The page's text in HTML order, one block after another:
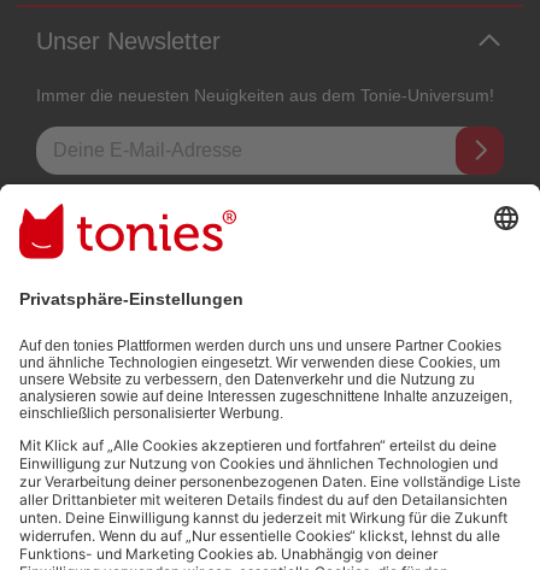
Unser Newsletter
Immer die neuesten Neuigkeiten aus dem Tonie-Universum!
E-Mail-Addresse
Mit dem Absenden abonnierst du unseren E-Mail-Newsletter, der auf
den von dir bereitgestellten Informationen (z.B. Account-informationen)
und den von dir zu Werbezwecken bereitgestellten
Datenschutzbestimmungen.
Bezahlmethoden:
Links zu sozialen Netzwerken